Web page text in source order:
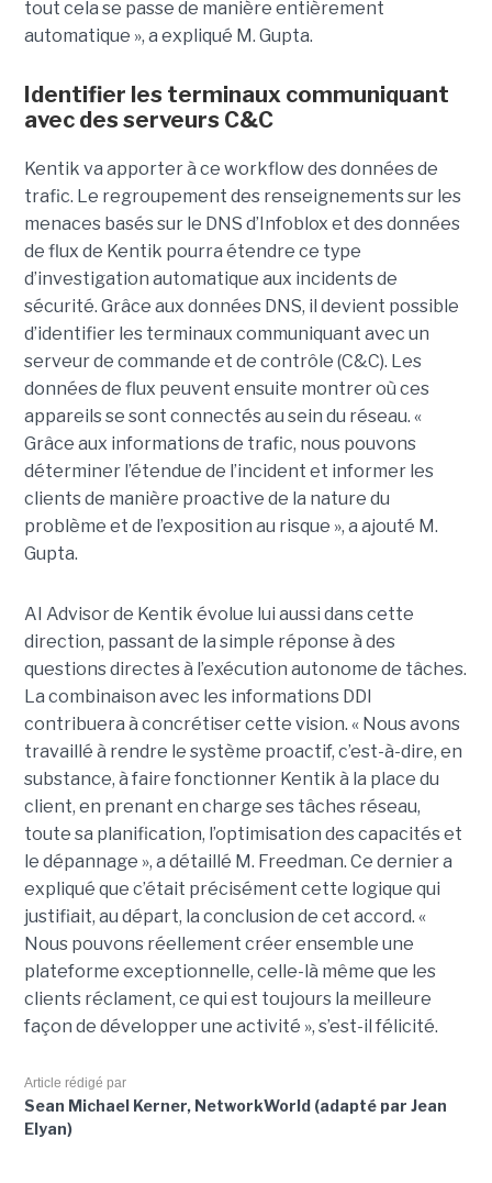
tout cela se passe de manière entièrement
automatique », a expliqué M. Gupta.
Identifier les terminaux communiquant
avec des serveurs C&C
Kentik va apporter à ce workflow des données de
trafic. Le regroupement des renseignements sur les
menaces basés sur le DNS d’Infoblox et des données
de flux de Kentik pourra étendre ce type
d’investigation automatique aux incidents de
sécurité. Grâce aux données DNS, il devient possible
d’identifier les terminaux communiquant avec un
serveur de commande et de contrôle (C&C). Les
données de flux peuvent ensuite montrer où ces
appareils se sont connectés au sein du réseau. «
Grâce aux informations de trafic, nous pouvons
déterminer l’étendue de l’incident et informer les
clients de manière proactive de la nature du
problème et de l’exposition au risque », a ajouté M.
Gupta.
AI Advisor de Kentik évolue lui aussi dans cette
direction, passant de la simple réponse à des
questions directes à l’exécution autonome de tâches.
La combinaison avec les informations DDI
contribuera à concrétiser cette vision. « Nous avons
travaillé à rendre le système proactif, c’est-à-dire, en
substance, à faire fonctionner Kentik à la place du
client, en prenant en charge ses tâches réseau,
toute sa planification, l’optimisation des capacités et
le dépannage », a détaillé M. Freedman. Ce dernier a
expliqué que c’était précisément cette logique qui
justifiait, au départ, la conclusion de cet accord. «
Nous pouvons réellement créer ensemble une
plateforme exceptionnelle, celle-là même que les
clients réclament, ce qui est toujours la meilleure
façon de développer une activité », s’est-il félicité.
Article rédigé par
Sean Michael Kerner, NetworkWorld (adapté par Jean
Elyan)